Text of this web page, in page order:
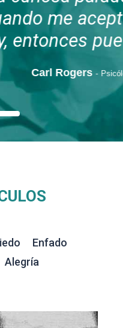
tal como
cambiar
Psicólogo
Enfado
Alegría